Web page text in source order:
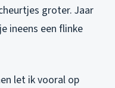
groter. Jaar
ineens een flinke
let ik vooral op